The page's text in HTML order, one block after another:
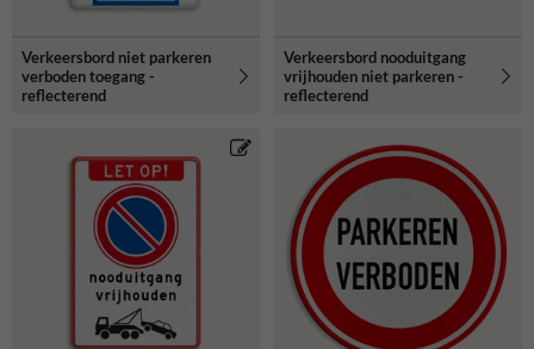
Verkeersbord niet parkeren
verboden toegang -
reflecterend
Verkeersbord nooduitgang
vrijhouden niet parkeren -
reflecterend